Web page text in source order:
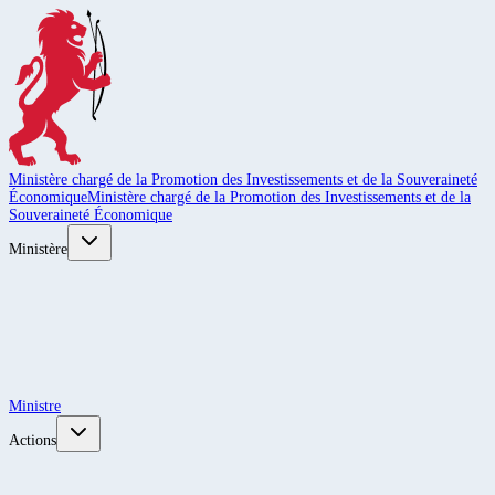
Ministère chargé de la Promotion des Investissements et de la Souveraineté
ÉconomiqueMinistère chargé de la Promotion des Investissements et de la
Souveraineté Économique
Ministère
Ministre
Actions